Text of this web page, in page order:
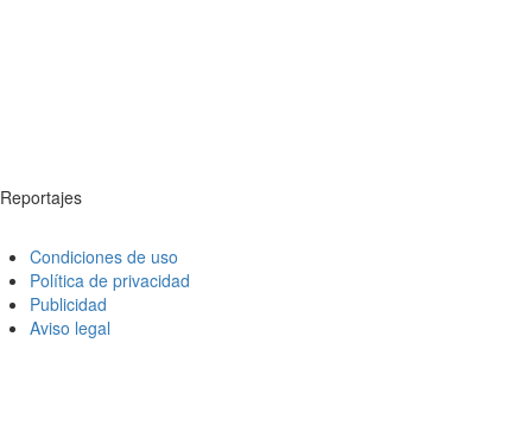
Reportajes
Condiciones de uso
Política de privacidad
Publicidad
Aviso legal